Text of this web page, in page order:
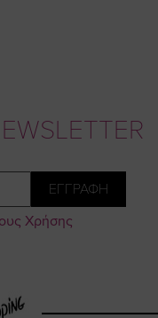
ΕΓΓΡΑΦΗ
Χρήσης